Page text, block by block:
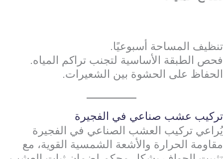
تنظيف المساحة أسبوعيًا.
فحص الطبقة الأساسية لتجنب تراكم المياه.
الحفاظ على الحشوة بين الشعيرات.
تركيب عشب صناعي في الفجيرة
يُراعي تركيب العشب الصناعي في الفجيرة
مقاومة الحرارة والأشعة الشمسية القوية، مع